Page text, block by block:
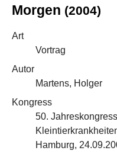
Morgen (2004)
Art
Vortrag
Autor
Martens, Holger
Kongress
50.
Hamburg,